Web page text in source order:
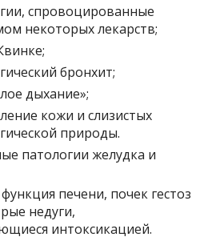
спровоцированные
некоторых лекарств;
бронхит;
дыхание»;
кожи и слизистых
природы.
патологии желудка и
печени, почек гестоз
недуги,
интоксикацией.